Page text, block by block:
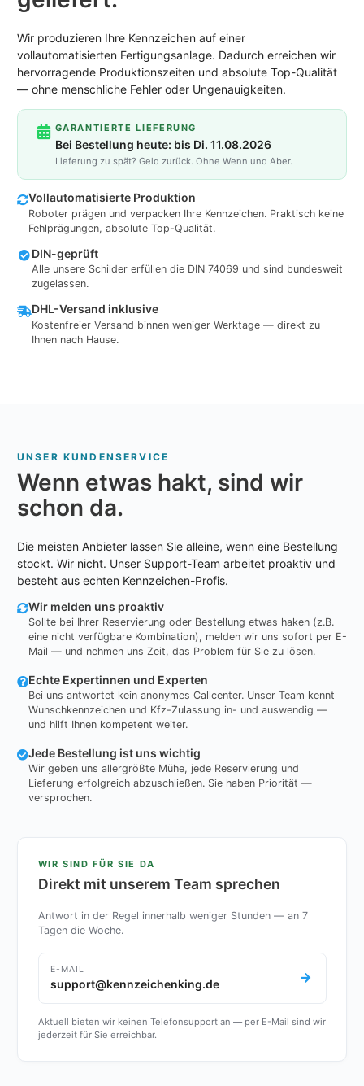
Wir produzieren Ihre Kennzeichen auf einer
vollautomatisierten Fertigungsanlage. Dadurch erreichen wir
hervorragende Produktionszeiten und absolute Top-Qualität
— ohne menschliche Fehler oder Ungenauigkeiten.
GARANTIERTE LIEFERUNG
Bei Bestellung heute: bis Di. 11.08.2026
Lieferung zu spät? Geld zurück. Ohne Wenn und Aber.
Vollautomatisierte Produktion
Roboter prägen und verpacken Ihre Kennzeichen. Praktisch keine
Fehlprägungen, absolute Top-Qualität.
DIN-geprüft
Alle unsere Schilder erfüllen die DIN 74069 und sind bundesweit
zugelassen.
DHL-Versand inklusive
Kostenfreier Versand binnen weniger Werktage — direkt zu
Ihnen nach Hause.
UNSER KUNDENSERVICE
Wenn etwas hakt, sind wir
schon da.
Die meisten Anbieter lassen Sie alleine, wenn eine Bestellung
stockt. Wir nicht. Unser Support-Team arbeitet proaktiv und
besteht aus echten Kennzeichen-Profis.
Wir melden uns proaktiv
Sollte bei Ihrer Reservierung oder Bestellung etwas haken (z.B.
eine nicht verfügbare Kombination), melden wir uns sofort per E-
Mail — und nehmen uns Zeit, das Problem für Sie zu lösen.
Echte Expertinnen und Experten
Bei uns antwortet kein anonymes Callcenter. Unser Team kennt
Wunschkennzeichen und Kfz-Zulassung in- und auswendig —
und hilft Ihnen kompetent weiter.
Jede Bestellung ist uns wichtig
Wir geben uns allergrößte Mühe, jede Reservierung und
Lieferung erfolgreich abzuschließen. Sie haben Priorität —
versprochen.
WIR SIND FÜR SIE DA
Direkt mit unserem Team sprechen
Antwort in der Regel innerhalb weniger Stunden — an 7
Tagen die Woche.
E-MAIL
support@kennzeichenking.de
Aktuell bieten wir keinen Telefonsupport an — per E-Mail sind wir
jederzeit für Sie erreichbar.